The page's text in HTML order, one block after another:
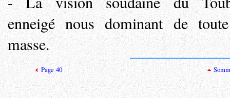
enneigé nous dominant de
masse.
Page 40